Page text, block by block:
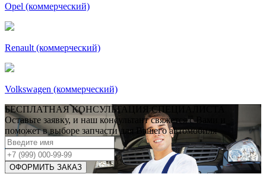
Opel (коммерческий)
Renault (коммерческий)
Volkswagen (коммерческий)
БЕСПЛАТНАЯ КОНСУЛЬТАЦИЯ СПЕЦИАЛИСТА
Оставьте заявку, и наш консультант свяжется с Вами и
поможет в выборе запчасти для Вашего автомобиля